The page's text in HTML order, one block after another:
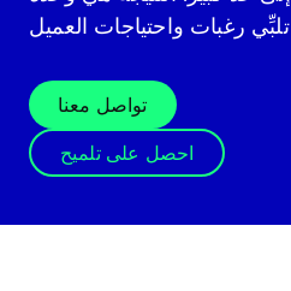
تواصل معنا
احصل على تلميح